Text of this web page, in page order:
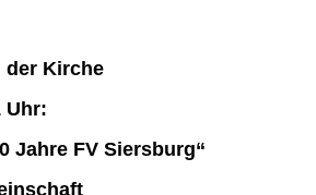
Kirche
Uhr:
FV Siersburg“